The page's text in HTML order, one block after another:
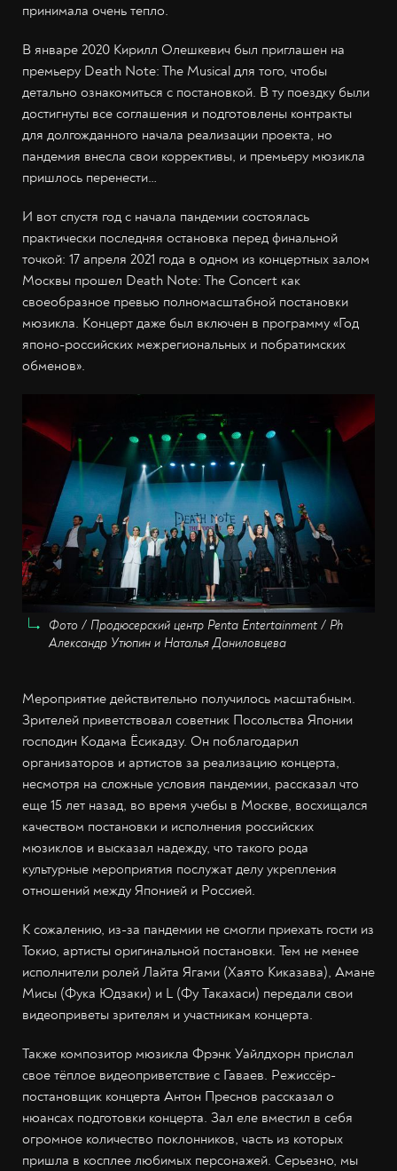
принимала очень тепло.
В январе 2020 Кирилл Олешкевич был приглашен на
премьеру Death Note: The Musical для того, чтобы
детально ознакомиться с постановкой. В ту поездку были
достигнуты все соглашения и подготовлены контракты
для долгожданного начала реализации проекта, но
пандемия внесла свои коррективы, и премьеру мюзикла
пришлось перенести…
И вот спустя год с начала пандемии состоялась
практически последняя остановка перед финальной
точкой: 17 апреля 2021 года в одном из концертных залом
Москвы прошел Death Note: The Concert как
своеобразное превью полномасштабной постановки
мюзикла. Концерт даже был включен в программу «Год
японо-российских межрегиональных и побратимских
обменов».
Фото / Продюсерский центр Penta Entertainment / Ph
Александр Утюпин и Наталья Даниловцева
Мероприятие действительно получилось масштабным.
Зрителей приветствовал советник Посольства Японии
господин Кодама Ёсикадзу. Он поблагодарил
организаторов и артистов за реализацию концерта,
несмотря на сложные условия пандемии, рассказал что
еще 15 лет назад, во время учебы в Москве, восхищался
качеством постановки и исполнения российских
мюзиклов и высказал надежду, что такого рода
культурные мероприятия послужат делу укрепления
отношений между Японией и Россией.
К сожалению, из-за пандемии не смогли приехать гости из
Токио, артисты оригинальной постановки. Тем не менее
исполнители ролей Лайта Ягами (Хаято Киказава), Амане
Мисы (Фука Юдзаки) и L (Фу Такахаси) передали свои
видеоприветы зрителям и участникам концерта.
Также композитор мюзикла Фрэнк Уайлдхорн прислал
свое тёплое видеоприветствие с Гаваев. Режиссёр-
постановщик концерта Антон Преснов рассказал о
нюансах подготовки концерта. Зал еле вместил в себя
огромное количество поклонников, часть из которых
пришла в косплее любимых персонажей. Серьезно, мы